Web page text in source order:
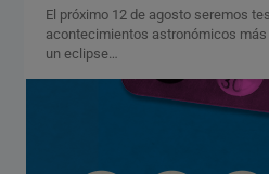
El próximo 12 de agosto seremos
acontecimientos astronómicos
un eclipse…